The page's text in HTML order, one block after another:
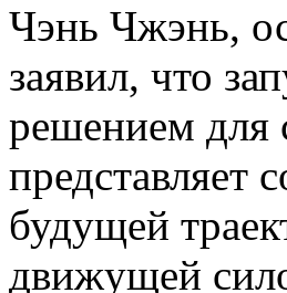
Чэнь Чжэнь,
заявил, что
решением для
представляет
будущей
движущей